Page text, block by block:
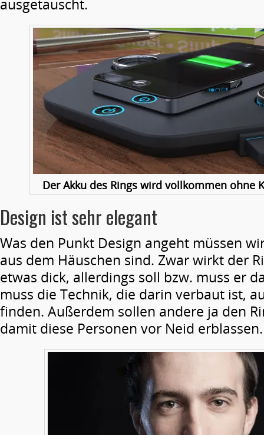
ausgetauscht.
Der Akku des Rings wird vollkommen ohne
Design ist sehr elegant
Was den Punkt Design angeht müssen
aus dem Häuschen sind. Zwar wirkt der
etwas dick, allerdings soll bzw. muss er
muss die Technik, die darin verbaut ist,
finden. Außerdem sollen andere ja den
damit diese Personen vor Neid erblassen.